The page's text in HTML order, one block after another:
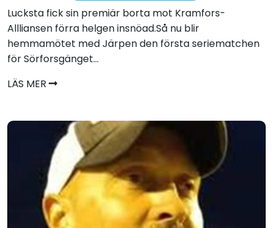
Lucksta fick sin premiär borta mot Kramfors-
Allliansen förra helgen insnöad.Så nu blir
hemmamötet med Järpen den första seriematchen
för Sörforsgänget...
LÄS MER